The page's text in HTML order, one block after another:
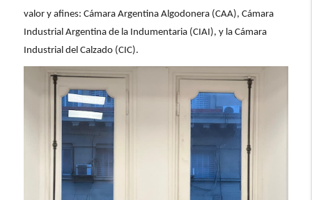
valor y afines: Cámara Argentina Algodonera (CAA), Cámara
Industrial Argentina de la Indumentaria (CIAI), y la Cámara
Industrial del Calzado (CIC).